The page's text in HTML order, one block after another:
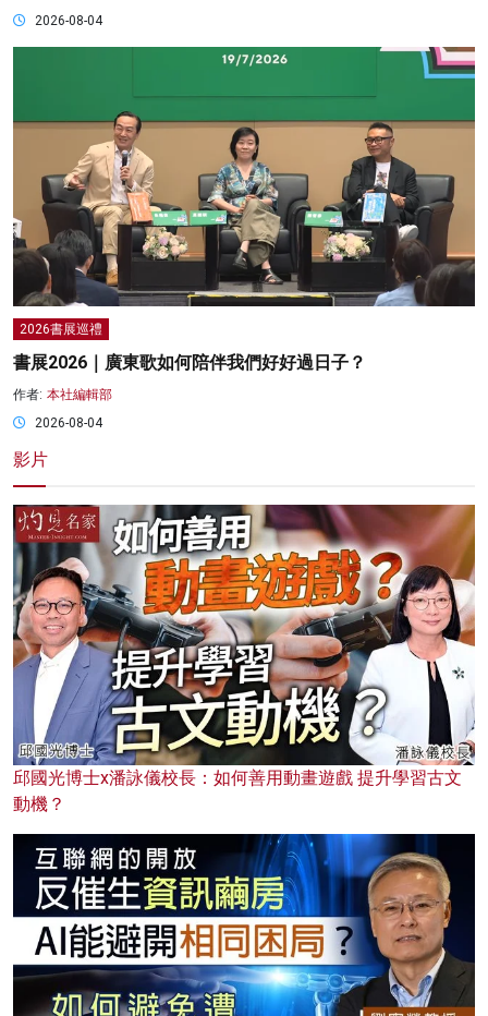
2026-08-04
2026書展巡禮
書展2026｜廣東歌如何陪伴我們好好過日子？
作者: 本社編輯部
2026-08-04
影片
邱國光博士x潘詠儀校長：如何善用動畫遊戲 提升學習古文
動機？